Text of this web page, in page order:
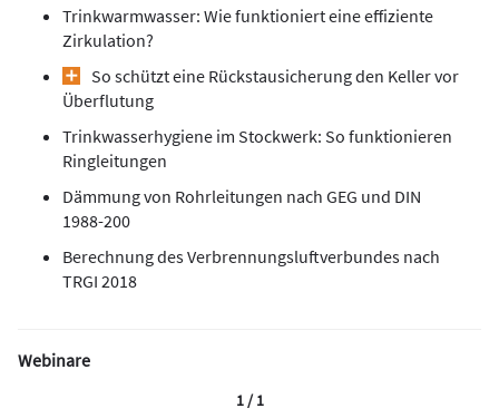
Trinkwarmwasser: Wie funktioniert eine effiziente
Zirkulation?
So schützt eine Rückstausicherung den Keller vor
Überflutung
Trinkwasserhygiene im Stockwerk: So funktionieren
Ringleitungen
Dämmung von Rohrleitungen nach GEG und DIN
1988-200
Berechnung des Verbrennungsluftverbundes nach
TRGI 2018
Webinare
1 / 1